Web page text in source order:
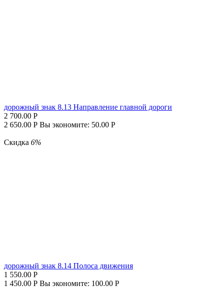
дорожный знак 8.13 Направление главной дороги
2 700.00 Р
2 650.00 Р Вы экономите: 50.00 Р
Скидка 6%
дорожный знак 8.14 Полоса движения
1 550.00 Р
1 450.00 Р Вы экономите: 100.00 Р